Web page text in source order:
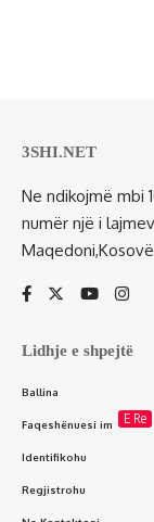
3SHI.NET
Ne ndikojmë mbi
numër një i
Lidhje e shpejtë
Ballina
Faqeshënuesi im E Re
Identifikohu
Regjistrohu